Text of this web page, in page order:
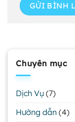
Chuyên mục
Dịch Vụ (7)
Hướng dẫn (4)